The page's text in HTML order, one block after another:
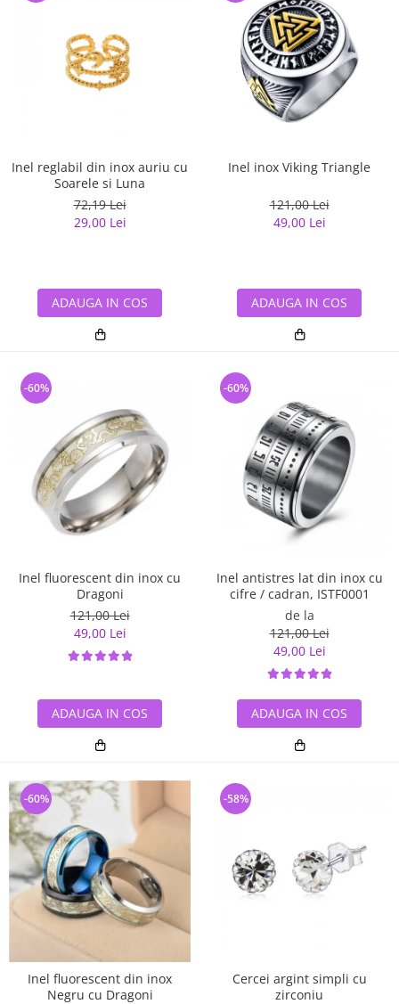
Inel reglabil din inox auriu cu
Soarele si Luna
72,19 Lei
29,00 Lei
ADAUGA IN COS
Inel inox Viking Triangle
121,00 Lei
49,00 Lei
ADAUGA IN COS
Inel fluorescent din inox cu
Dragoni
121,00 Lei
49,00 Lei
-60%
ADAUGA IN COS
Inel antistres lat din inox cu
cifre / cadran, ISTF0001
de la
121,00 Lei
49,00 Lei
-60%
ADAUGA IN COS
Inel fluorescent din inox
Negru cu Dragoni
-60%
Cercei argint simpli cu
zirconiu
-58%